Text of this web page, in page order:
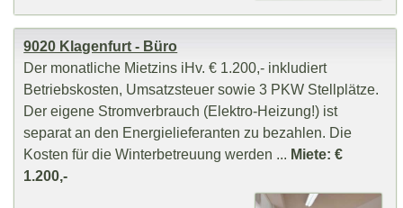
9020 Klagenfurt - Büro
Der monatliche Mietzins iHv. € 1.200,- inkludiert
Betriebskosten, Umsatzsteuer sowie 3 PKW Stellplätze.
Der eigene Stromverbrauch (Elektro-Heizung!) ist
separat an den Energielieferanten zu bezahlen. Die
Kosten für die Winterbetreuung werden ... Miete: €
1.200,-